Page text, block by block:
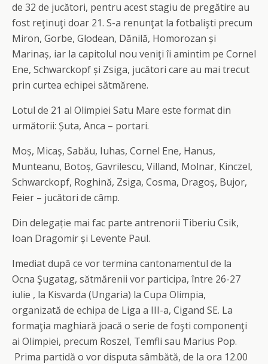
de 32 de jucători, pentru acest stagiu de pregătire au
fost reţinuţi doar 21. S-a renunţat la fotbalişti precum
Miron, Gorbe, Glodean, Dănilă, Homorozan și
Marinaș, iar la capitolul nou veniţi îi amintim pe Cornel
Ene, Schwarckopf și Zsiga, jucători care au mai trecut
prin curtea echipei sătmărene.
Lotul de 21 al Olimpiei Satu Mare este format din
următorii: Șuta, Anca – portari.
Moș, Micaș, Sabău, Iuhas, Cornel Ene, Hanus,
Munteanu, Botoș, Gavrilescu, Villand, Molnar, Kinczel,
Schwarckopf, Roghină, Zsiga, Cosma, Dragoș, Bujor,
Feier – jucători de câmp.
Din delegație mai fac parte antrenorii Tiberiu Csik,
Ioan Dragomir și Levente Paul.
Imediat după ce vor termina cantonamentul de la
Ocna Şugatag, sătmărenii vor participa, între 26-27
iulie , la Kisvarda (Ungaria) la Cupa Olimpia,
organizată de echipa de Liga a III-a, Cigand SE. La
formaţia maghiară joacă o serie de foşti componenţi
ai Olimpiei, precum Roszel, Temfli sau Marius Pop.
Prima partidă o vor disputa sâmbătă, de la ora 12.00